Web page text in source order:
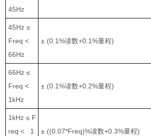
45Hz
45Hz≤
Freq <
66Hz
± (0.1%读数+0.1%量程)
66Hz≤
Freq <
1kHz
± (0.1%读数+0.2%量程)
1kHz≤ F
req < 1
± ((0.07*Freq)%读数+0.3%量程)